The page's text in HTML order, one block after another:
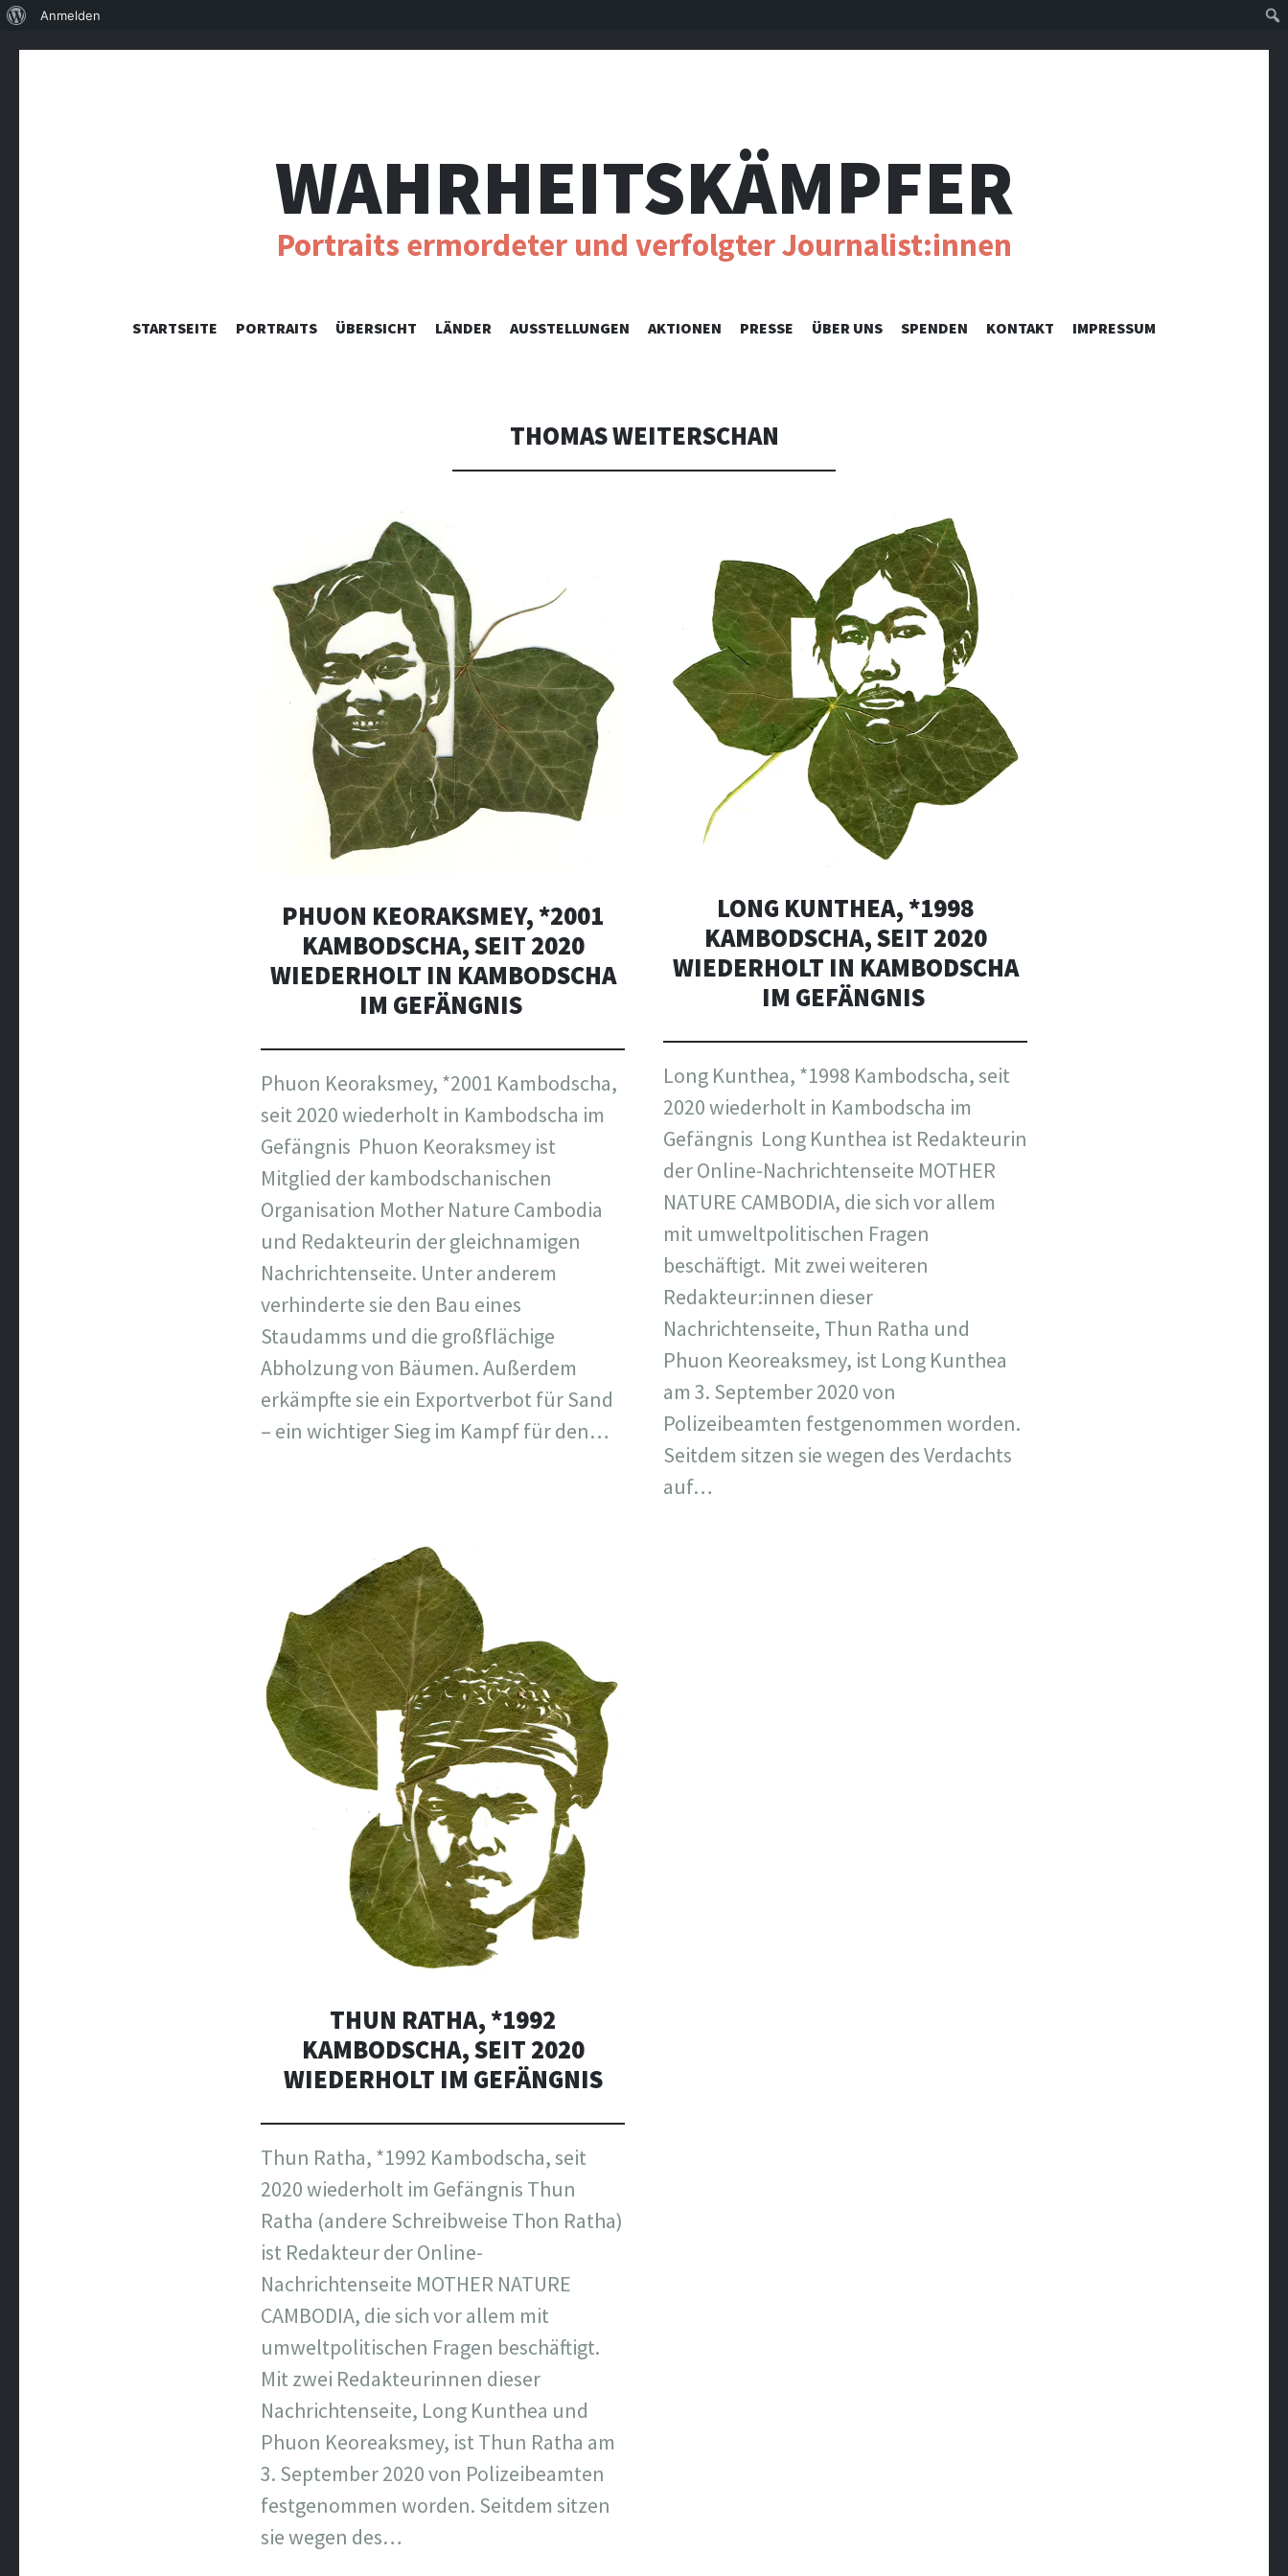
WAHRHEITSKÄMPFER
Portraits ermordeter und verfolgter Journalist:innen
SKIP
STARTSEITE PORTRAITS ÜBERSICHT LÄNDER AUSSTELLUNGEN AKTIONEN PRESSE ÜBER UNS SPENDEN KONTAKT IMPRESSUM
THOMAS WEITERSCHAN
PHUON KEORAKSMEY, *2001
KAMBODSCHA, SEIT 2020
WIEDERHOLT IN KAMBODSCHA
IM GEFÄNGNIS
Phuon Keoraksmey, *2001 Kambodscha,
seit 2020 wiederholt in Kambodscha im
Gefängnis Phuon Keoraksmey ist
Mitglied der kambodschanischen
Organisation Mother Nature Cambodia
und Redakteurin der gleichnamigen
Nachrichtenseite. Unter anderem
verhinderte sie den Bau eines
Staudamms und die großflächige
Abholzung von Bäumen. Außerdem
erkämpfte sie ein Exportverbot für Sand
– ein wichtiger Sieg im Kampf für den…
LONG KUNTHEA, *1998
KAMBODSCHA, SEIT 2020
WIEDERHOLT IN KAMBODSCHA
IM GEFÄNGNIS
Long Kunthea, *1998 Kambodscha, seit
2020 wiederholt in Kambodscha im
Gefängnis Long Kunthea ist Redakteurin
der Online-Nachrichtenseite MOTHER
NATURE CAMBODIA, die sich vor allem
mit umweltpolitischen Fragen
beschäftigt. Mit zwei weiteren
Redakteur:innen dieser
Nachrichtenseite, Thun Ratha und
Phuon Keoreaksmey, ist Long Kunthea
am 3. September 2020 von
Polizeibeamten festgenommen worden.
Seitdem sitzen sie wegen des Verdachts
auf…
THUN RATHA, *1992
KAMBODSCHA, SEIT 2020
WIEDERHOLT IM GEFÄNGNIS
Thun Ratha, *1992 Kambodscha, seit
2020 wiederholt im Gefängnis Thun
Ratha (andere Schreibweise Thon Ratha)
ist Redakteur der Online-
Nachrichtenseite MOTHER NATURE
CAMBODIA, die sich vor allem mit
umweltpolitischen Fragen beschäftigt.
Mit zwei Redakteurinnen dieser
Nachrichtenseite, Long Kunthea und
Phuon Keoreaksmey, ist Thun Ratha am
3. September 2020 von Polizeibeamten
festgenommen worden. Seitdem sitzen
sie wegen des…
Über
Anmelden